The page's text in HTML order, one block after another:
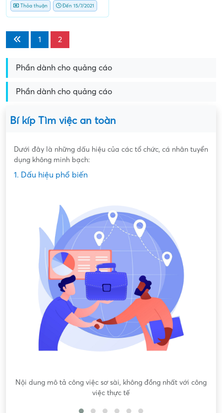
Thỏa thuận Đến 15/7/2021
1 2
Phần dành cho quảng cáo
Phần dành cho quảng cáo
Bí kíp Tìm việc an toàn
Dưới đây là những dấu hiệu của các tổ chức, cá nhân tuyển
dụng không minh bạch:
1. Dấu hiệu phổ biến
Nội dung mô tả công việc sơ sài, không đồng nhất với công
việc thực tế